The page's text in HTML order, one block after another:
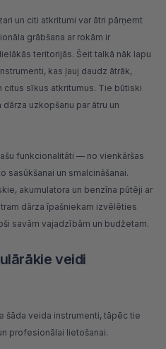
un citi atkritumi var ātri pārņemt
grābšana ar rokām ir
teritorijās. Šeit talkā nāk lapu
, kas ļauj daudz ātrāk,
citus sīkus atkritumus. Tie būtiski
uzkopšanu par ātru un
funkcionalitāti — no vienkāršas
sasūkšanai un smalcināšanai.
akumulatora un benzīna pūtēji ar
dārza īpašniekam izvēlēties
savām vajadzībām un budžetam.
veidi
šāda veida instrumenti, tāpēc tie
profesionālai lietošanai.